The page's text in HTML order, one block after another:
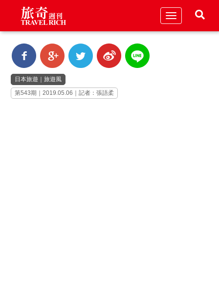
Toggle
日本旅遊 ｜旅遊風
第543期｜2019.05.06｜記者：張語柔